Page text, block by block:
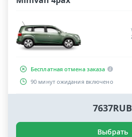
Бесплатная отмена заказа
90 минут ожидания включено
7637RUB
Выбрать